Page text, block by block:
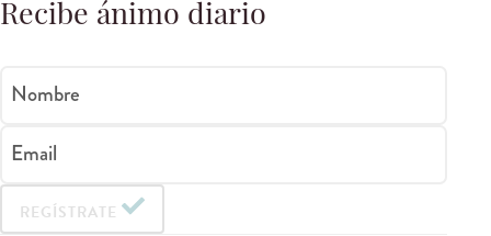
Recibe ánimo diario
Nombre
Email
REGÍSTRATE